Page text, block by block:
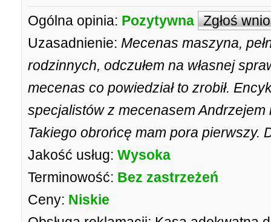
Ogólna opinia: Pozytywna Zgłoś
Uzasadnienie: Mecenas maszyna,
rodzinnych, odczułem na własnej
mecenas co powiedział to zrobił.
specjalistów z mecenasem
Takiego obrońcę mam pora pierwszy.
Jakość usług: Wysoka
Terminowość: Bez zastrzeżeń
Ceny: Niskie